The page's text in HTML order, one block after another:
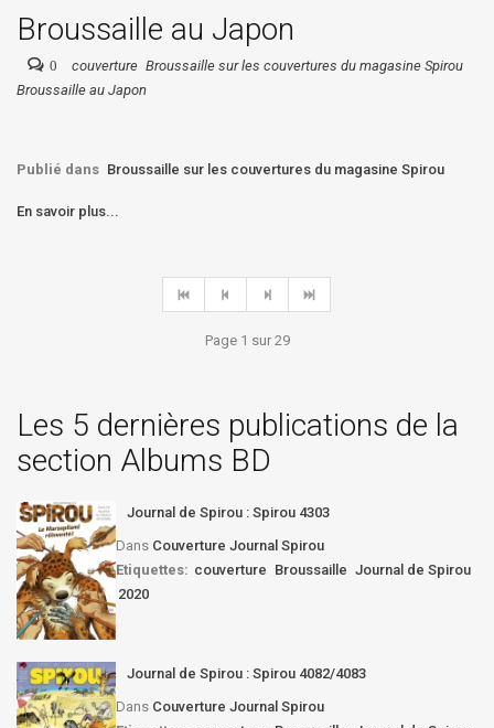
Broussaille au Japon
0 couverture Broussaille sur les couvertures du magasine Spirou
Broussaille au Japon
Publié dans Broussaille sur les couvertures du magasine Spirou
En savoir plus...
Page 1 sur 29
Les 5 dernières publications de la
section Albums BD
Journal de Spirou : Spirou 4303
Dans Couverture Journal Spirou
Etiquettes: couverture Broussaille Journal de Spirou
2020
Journal de Spirou : Spirou 4082/4083
Dans Couverture Journal Spirou